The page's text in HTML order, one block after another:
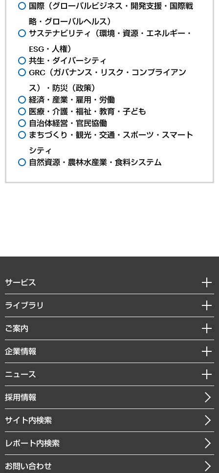
国際（グローバルビジネス・開発支援・国際戦
略・グローバルヘルス）
サステナビリティ（環境・資源・エネルギー・
ESG・人権）
共生・ダイバーシティ
GRC（ガバナンス・リスク・コンプライアン
ス）・防災（政策）
経済・産業・雇用・労働
医療・介護・福祉・教育・子ども
自治体経営・官民協働
まちづくり・観光・交通・スポーツ・スマート
シティ
自然資源・農林水産業・食料システム
サービス
経営戦略
組織・人事戦略
デジタルイノベーション
共生・ダイバーシティ
GRC（ガバナンス・リスク・コンプライアンス）・防災（政策）
経済・産業・雇用・労働
まちづくり・観光・交通・スポーツ・スマートシティ
自然資源・農林水産業・食料システム
ライブラリ
経済調査
レポート
コラム
経営用語集
受託・受注実績（官公庁関連）
メディア掲載・出演
ご案内
セミナー・イベント情報
MUFGビジネスセミナー
受託案件情報
企業情報
私たちの想い
社長メッセージ
会社概要
沿革
組織図・本部部室紹介
インドネシア現地法人
ニュース
ニュースリリース
お知らせ
採用情報
サイト内検索
レポート内検索
お問い合わせ